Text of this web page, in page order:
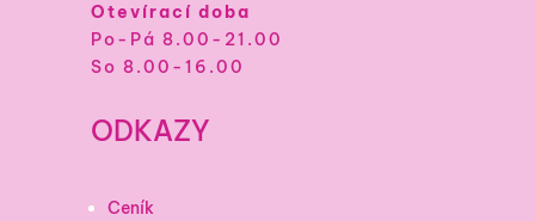
Otevírací doba
Po-Pá 8.00-21.00
So 8.00-16.00
ODKAZY
Ceník